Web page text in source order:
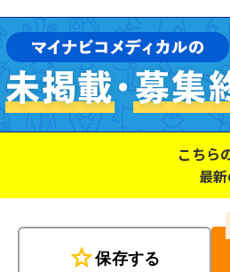
こちら
最
star保存する